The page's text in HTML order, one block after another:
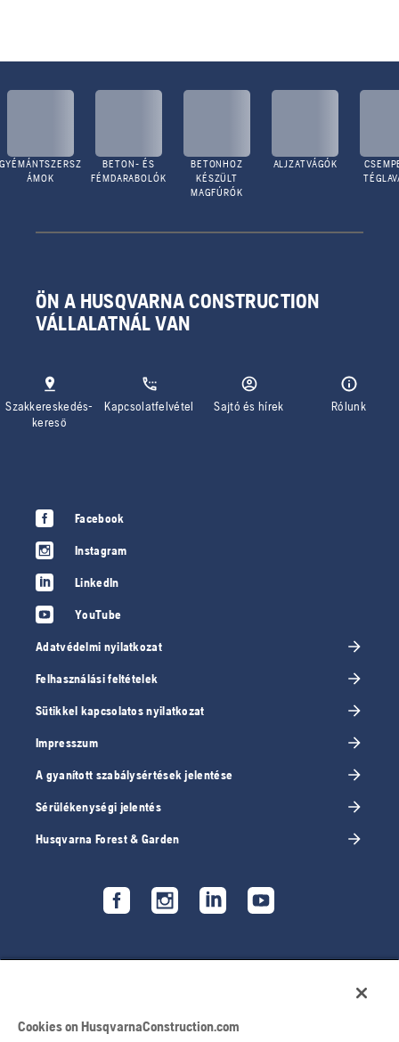
GYÉMÁNTSZERSZ
ÁMOK
BETON- ÉS
FÉMDARABOLÓK
BETONHOZ
KÉSZÜLT
MAGFÚRÓK
ALJZATVÁGÓK
ÖN A HUSQVARNA CONSTRUCTION
VÁLLALATNÁL VAN
Szakkereskedés-
kereső
Kapcsolatfelvétel Sajtó és hírek Rólunk
Facebook
Instagram
LinkedIn
YouTube
Adatvédelmi nyilatkozat
Felhasználási feltételek
Sütikkel kapcsolatos nyilatkozat
Impresszum
A gyanított szabálysértések jelentése
Sérülékenységi jelentés
Husqvarna Forest & Garden
Cookies on HusqvarnaConstruction.com